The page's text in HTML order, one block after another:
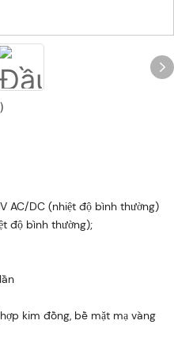
AC/DC (nhiệt độ bình thường)
độ bình thường);
kim đồng, bề mặt mạ vàng